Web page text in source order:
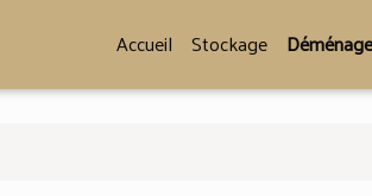
Accueil Stockage